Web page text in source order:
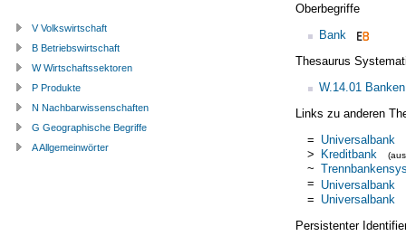
Oberbegriffe
Bank
Thesaurus
W.14.01 Banken
Links zu anderen
= Universalbank
> Kreditbank
~
= Universalbank
= Universalbank
Persistenter
V Volkswirtschaft
B Betriebswirtschaft
W Wirtschaftssektoren
P Produkte
N Nachbarwissenschaften
G Geographische Begriffe
A Allgemeinwörter